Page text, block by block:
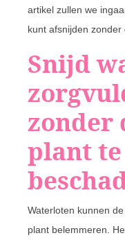
artikel zullen we
kunt afsnijden zonder
Snijd
zonder
plant te
Waterloten kunnen
plant belemmeren.